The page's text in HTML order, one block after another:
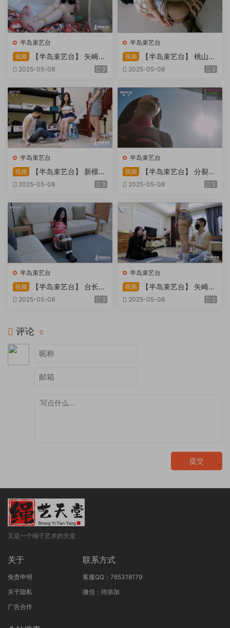
半岛束艺台
视频
【半岛束艺台】 矢崎
物业为您服务
2025-05-08 3
半岛束艺台
视频
【半岛束艺台】 桃山漫
画改编03 团缚美女超刺激玩
2025-05-08 3
半岛束艺台
视频
【半岛束艺台】 新模奎
因试镜，宛如阿紫再现
2025-05-08 3
半岛束艺台
视频
【半岛束艺台】 分裂的
快感：捆绑检阅式，车顶冷风
天。过路车辆..
2025-05-08 3
半岛束艺台
视频
【半岛束艺台】 台长不
在的时候
2025-05-08 3
半岛束艺台
视频
【半岛束艺台】 矢崎
泽爱 世界上运气最差的女孩
2025-05-08 3
评论 0
提交
又是一个绳子艺术的天堂
关于
免责申明
关于隐私
广告合作
联系方式
客服QQ：765318179
微信：待添加